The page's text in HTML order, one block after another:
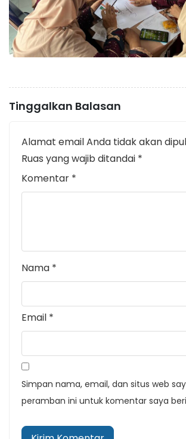
Tinggalkan Balasan
Alamat email Anda tidak akan
Ruas yang wajib ditandai *
Komentar *
Nama *
Email *
Simpan nama, email, dan situs web
peramban ini untuk komentar saya